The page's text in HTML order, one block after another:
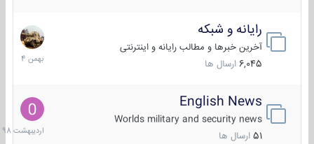
رایانه و شبکه
آخرین خبرها و مطالب رایانه و اینترنتی
6,045 ارسال ها
30
بهمن
1404
English News
Worlds military and security news
51 ارسال ها
10
1398